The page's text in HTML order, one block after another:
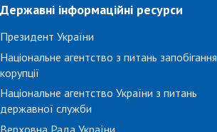
Державні інформаційні ресурси
Президент України
Національне агентство з питань запобігання
корупції
Національне агентство України з питань
державної служби
Верховна Рада України